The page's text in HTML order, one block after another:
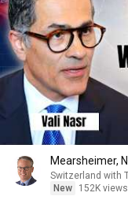
Mearsheimer,
Switzerland with
New
152K views